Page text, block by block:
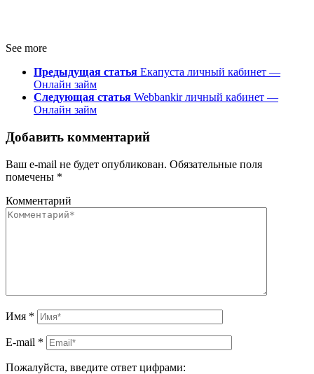
See more
Предыдущая статья Екапуста личный кабинет —
Онлайн займ
Следующая статья Webbankir личный кабинет —
Онлайн займ
Добавить комментарий
Ваш e-mail не будет опубликован. Обязательные поля
помечены *
Комментарий
Имя *
E-mail *
Пожалуйста, введите ответ цифрами: